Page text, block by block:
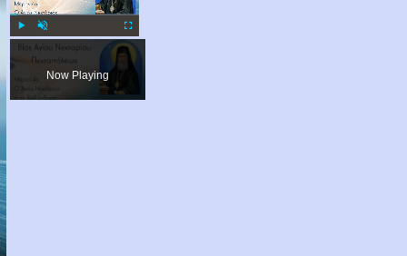
Play Unmute Fullscreen
Now Playing